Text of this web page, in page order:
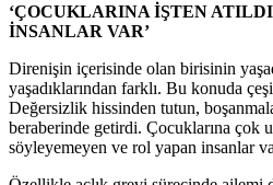
‘ÇOCUKLARINA İŞTEN
İNSANLAR VAR’
Direnişin içerisinde olan birisinin
yaşadıklarından farklı. Bu konuda
Değersizlik hissinden tutun,
beraberinde getirdi. Çocuklarına çok
söyleyemeyen ve rol yapan insanlar